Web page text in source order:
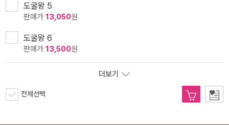
도굴왕 5
판매가 13,050원
도굴왕 6
판매가 13,500원
더보기
전체선택